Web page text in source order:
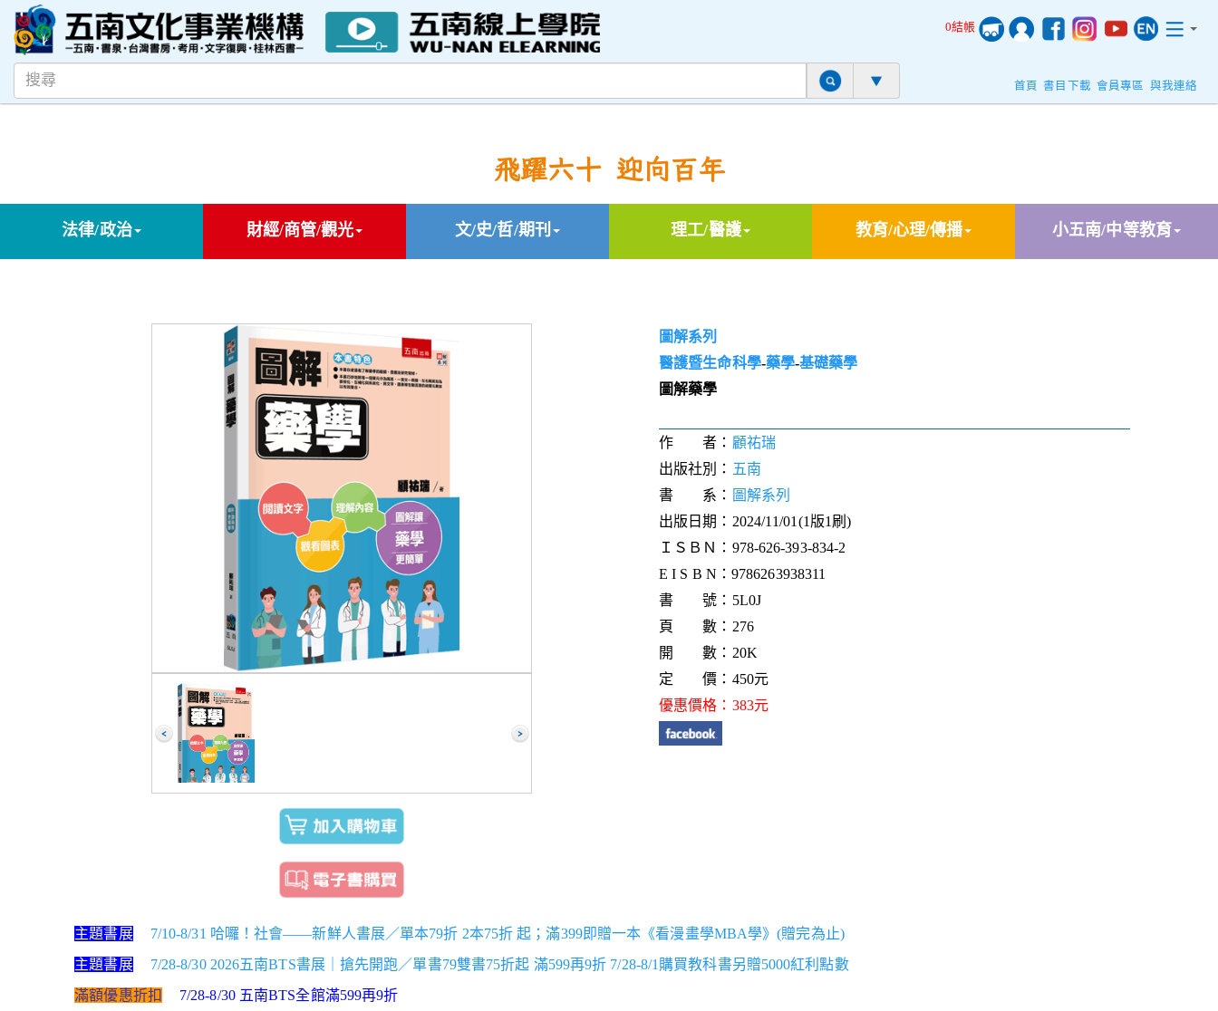
0結帳
首頁 書目下載 會員專區 與我連絡
飛躍六十 迎向百年
法律/政治 財經/商管/觀光 文/史/哲/期刊 理工/醫護 教育/心理/傳播 小五南/中等教育
圖解系列
醫護暨生命科學-藥學-基礎藥學
圖解藥學
作 者： 顧祐瑞
出版社別： 五南
書 系： 圖解系列
出版日期：2024/11/01(1版1刷)
ＩＳＢＮ：978-626-393-834-2
E I S B N：9786263938311
書 號：5L0J
頁 數：276
開 數：20K
定 價：450元
優惠價格：383元
主題書展
7/10-8/31 哈囉！社會——新鮮人書展／單本79折 2本75折 起；滿399即贈一本《看漫畫學MBA學》(贈完為止)
主題書展
7/28-8/30 2026五南BTS書展｜搶先開跑／單書79雙書75折起 滿599再9折 7/28-8/1購買教科書另贈5000紅利點數
滿額優惠折扣
7/28-8/30 五南BTS全館滿599再9折